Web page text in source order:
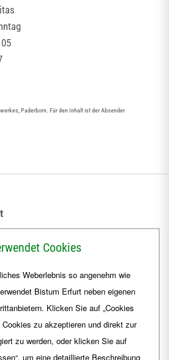
Paderborn. Für den Inhalt ist der Absender
Erfurt.de
Cookies
Weberlebnis so angenehm wie
Bistum Erfurt neben eigenen
Klicken Sie auf „Cookies
Cookies zu akzeptieren und direkt zur
zu werden, oder klicken Sie auf
um eine detaillierte Beschreibung